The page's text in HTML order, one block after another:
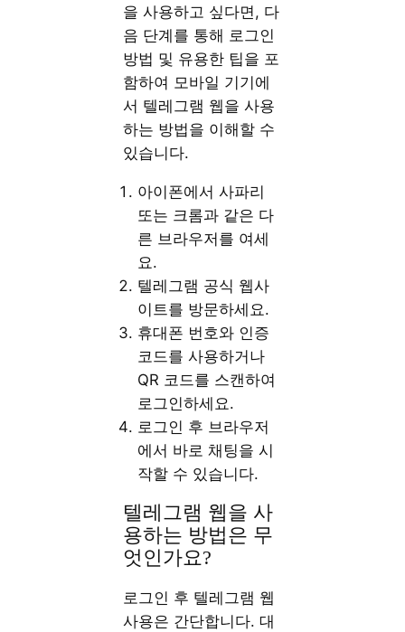
을 사용하고 싶다면, 다
음 단계를 통해 로그인
방법 및 유용한 팁을 포
함하여 모바일 기기에
서 텔레그램 웹을 사용
하는 방법을 이해할 수
있습니다.
아이폰에서 사파리
또는 크롬과 같은 다
른 브라우저를 여세
요.
텔레그램 공식 웹사
이트를 방문하세요.
휴대폰 번호와 인증
코드를 사용하거나
QR 코드를 스캔하여
로그인하세요.
로그인 후 브라우저
에서 바로 채팅을 시
작할 수 있습니다.
텔레그램 웹을 사
용하는 방법은 무
엇인가요?
로그인 후 텔레그램 웹
사용은 간단합니다. 대